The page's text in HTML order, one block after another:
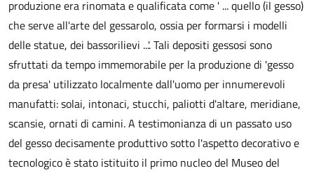
produzione era rinomata e qualificata come ' ... quello (il gesso)
che serve all'arte del gessarolo, ossia per formarsi i modelli
delle statue, dei bassorilievi ...'. Tali depositi gessosi sono
sfruttati da tempo immemorabile per la produzione di 'gesso
da presa' utilizzato localmente dall'uomo per innumerevoli
manufatti: solai, intonaci, stucchi, paliotti d'altare, meridiane,
scansie, ornati di camini. A testimonianza di un passato uso
del gesso decisamente produttivo sotto l'aspetto decorativo e
tecnologico è stato istituito il primo nucleo del Museo del